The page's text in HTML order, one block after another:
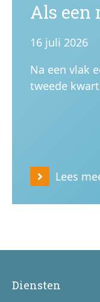
Als een
16 juli 2026
Na een vlak
tweede
Lees
Diensten